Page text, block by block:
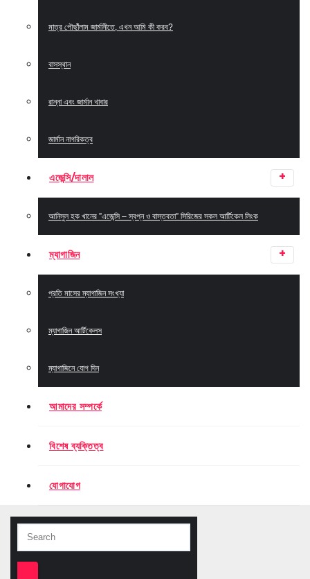
মাত্র পৌছাঁঁলাম জার্মানীতে, এখন আমি কী করব?
বাসস্থান
রান্না এবং জার্মান খাবার
জার্মান নাগরিকত্ব
এজেন্সি/দালাল
আনিসুল হক খানের ”এজেন্সি – স্বপ্ন ও বাস্তবতা” সিরিজের সকল আর্টিকেল লিংক
ম্যাগাজিন
প্রতি মাসের ম্যাগাজিন সংখ্যা
ম্যাগাজিন আর্টিকেলস
ম্যাগাজিনে যোগ দিন
আমাদের সম্পর্কে
বিশেষ ব্যক্তিত্ব
যোগাযোগ